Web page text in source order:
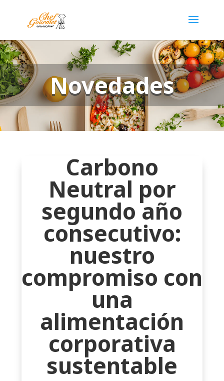
Novedades
Carbono
Neutral por
segundo año
consecutivo:
nuestro
compromiso con
una
alimentación
corporativa
sustentable